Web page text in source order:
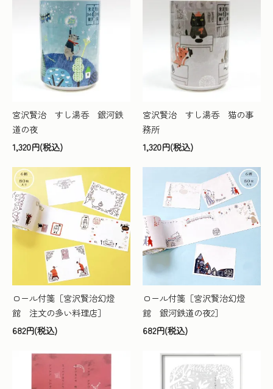
宮沢賢治 すし湯呑 銀河鉄
道の夜
1,320円(税込)
宮沢賢治 すし湯呑 猫の事
務所
1,320円(税込)
ロール付箋［宮沢賢治幻燈
館 注文の多い料理店］
682円(税込)
ロール付箋［宮沢賢治幻燈
館 銀河鉄道の夜2］
682円(税込)